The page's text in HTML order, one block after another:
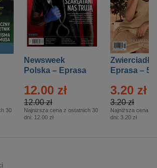
30
Newsweek
Polska – Eprasa
12.00 zł
12.00 zł
Najniższa cena z ostatnich 30
dni: 12.00 zł
Zwierciadło
Eprasa – 5/
3.20 zł
3.20 zł
Najniższa cena z
dni: 3.20 zł